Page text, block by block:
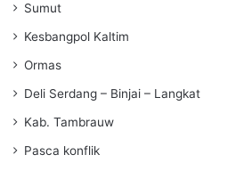
Sumut
Kesbangpol Kaltim
Ormas
Deli Serdang – Binjai – Langkat
Kab. Tambrauw
Pasca konflik